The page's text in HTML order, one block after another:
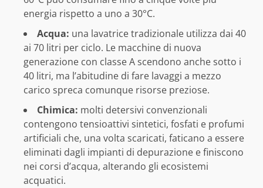
energia rispetto a uno a 30°C.
Acqua: una lavatrice tradizionale utilizza dai 40
ai 70 litri per ciclo. Le macchine di nuova
generazione con classe A scendono anche sotto i
40 litri, ma l’abitudine di fare lavaggi a mezzo
carico spreca comunque risorse preziose.
Chimica: molti detersivi convenzionali
contengono tensioattivi sintetici, fosfati e profumi
artificiali che, una volta scaricati, faticano a essere
eliminati dagli impianti di depurazione e finiscono
nei corsi d’acqua, alterando gli ecosistemi
acquatici.